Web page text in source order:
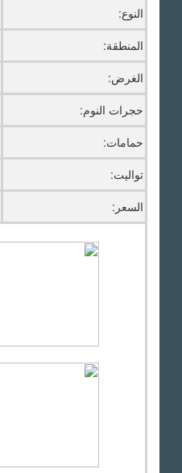
النوع:
المنطقة:
الغرض:
حجرات النوم:
حمامات:
تواليت:
السعر: